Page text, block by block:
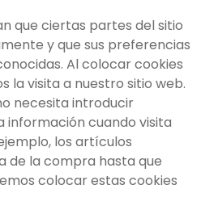
que ciertas partes del sitio
y que sus preferencias
Al colocar cookies
la visita a nuestro sitio web.
necesita introducir
cuando visita
los artículos
de la compra hasta que
colocar estas cookies